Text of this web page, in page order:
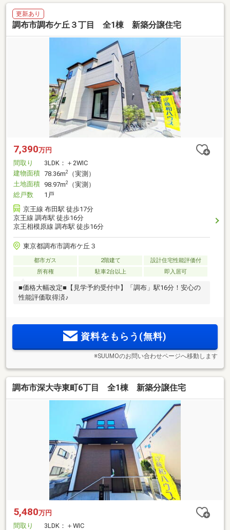
更新あり
調布市調布ケ丘３丁目 全1棟 新築分譲住宅
7,390万円
間取り
3LDK：＋2WIC
建物面積 78.36m2
（実測）
土地面積 98.97m2
（実測）
総戸数
1戸
京王線 布田駅 徒歩17分
京王線 調布駅 徒歩16分
京王相模原線 調布駅 徒歩16分
東京都調布市調布ケ丘３
都市ガス 2階建て
設計住宅性能評価付
所有権
駐車2台以上 即入居可
■価格大幅改定■【見学予約受付中】「調布」駅16分！安心の
性能評価取得済♪
資料をもらう(無料)
※SUUMOのお問い合わせページへ移動します
調布市深大寺東町6丁目 全1棟 新築分譲住宅
5,480万円
間取り
3LDK：＋WIC